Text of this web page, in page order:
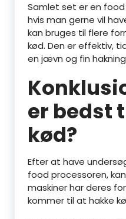
Samlet set er en
hvis man gerne vil
kan bruges til flere
kød. Den er effektiv,
en jævn og fin
er bedst
kød?
Efter at have
food processoren,
maskiner har deres
kommer til at hakke